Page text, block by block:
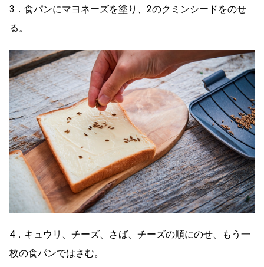
3．食パンにマヨネーズを塗り、2のクミンシードをのせ
る。
4．キュウリ、チーズ、さば、チーズの順にのせ、もう一
枚の食パンではさむ。